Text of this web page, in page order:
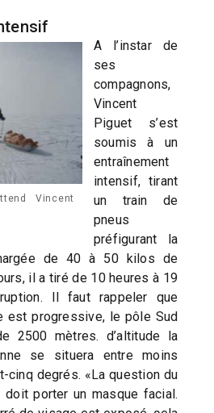
Vincent
A l’instar de
ses
compagnons,
Vincent
Piguet s’est
soumis à un
entraînement
intensif, tirant
un train de
pneus
préfigurant la
de 40 à 50 kilos de
il a tiré de 10 heures à 19
Il faut rappeler que
est progressive, le pôle Sud
2500 mètres. d’altitude la
se situera entre moins
cinq degrés. «La question du
porter un masque facial.